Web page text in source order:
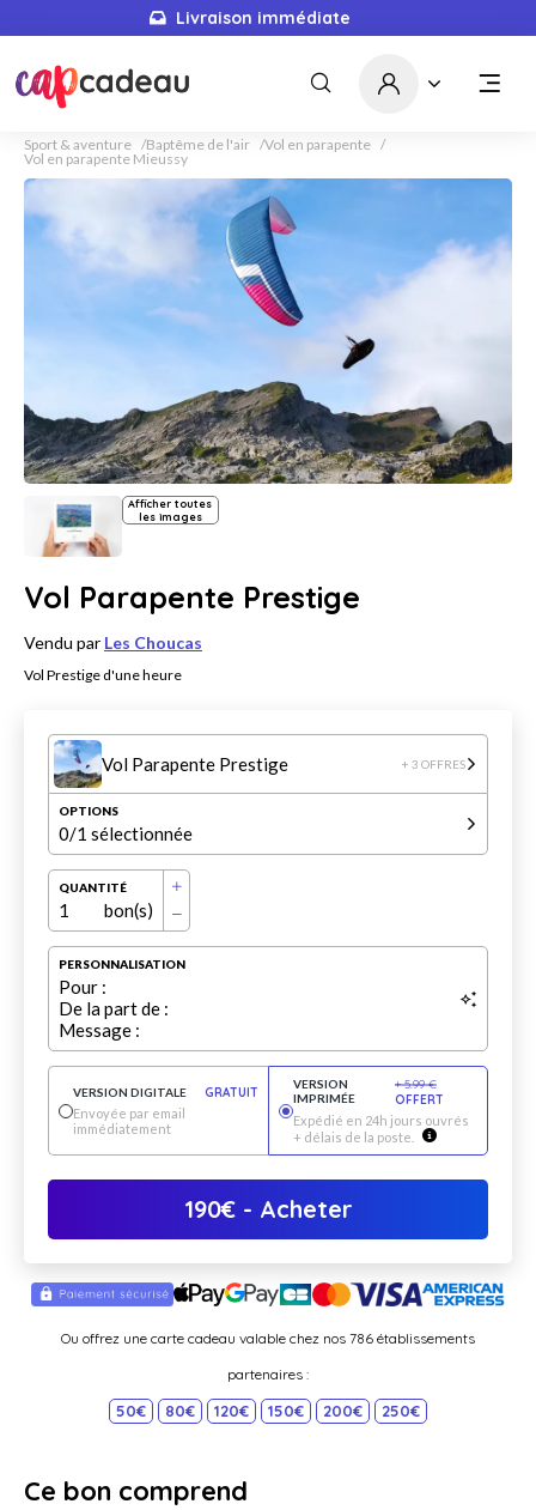
Livraison immédiate
Sport & aventure Baptême de l'air
Vol en parapente
Vol en parapente Mieussy
Afficher toutes
les images
Vol Parapente Prestige
Vendu par Les Choucas
Vol Prestige d'une heure
Vol Parapente Prestige + 3 OFFRES
OPTIONS
0/1 sélectionnée
QUANTITÉ
1 bon(s)
PERSONNALISATION
Pour :
De la part de :
Message :
VERSION DIGITALE
GRATUIT
Envoyée par email
immédiatement
VERSION
IMPRIMÉE
+5.99 €
OFFERT
Expédié en 24h jours ouvrés
+ délais de la poste.
190€- Acheter
Ou offrez une carte cadeau valable chez nos 786 établissements
partenaires :
50€ 80€ 120€ 150€ 200€ 250€
Ce bon comprend